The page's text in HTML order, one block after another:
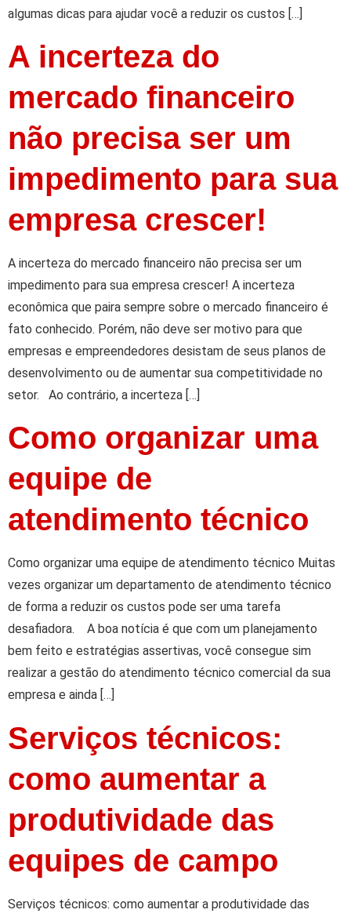
algumas dicas para ajudar você a reduzir os custos […]
A incerteza do
mercado financeiro
não precisa ser um
impedimento para sua
empresa crescer!
A incerteza do mercado financeiro não precisa ser um
impedimento para sua empresa crescer! A incerteza
econômica que paira sempre sobre o mercado financeiro é
fato conhecido. Porém, não deve ser motivo para que
empresas e empreendedores desistam de seus planos de
desenvolvimento ou de aumentar sua competitividade no
setor. Ao contrário, a incerteza […]
Como organizar uma
equipe de
atendimento técnico
Como organizar uma equipe de atendimento técnico Muitas
vezes organizar um departamento de atendimento técnico
de forma a reduzir os custos pode ser uma tarefa
desafiadora. A boa notícia é que com um planejamento
bem feito e estratégias assertivas, você consegue sim
realizar a gestão do atendimento técnico comercial da sua
empresa e ainda […]
Serviços técnicos:
como aumentar a
produtividade das
equipes de campo
Serviços técnicos: como aumentar a produtividade das